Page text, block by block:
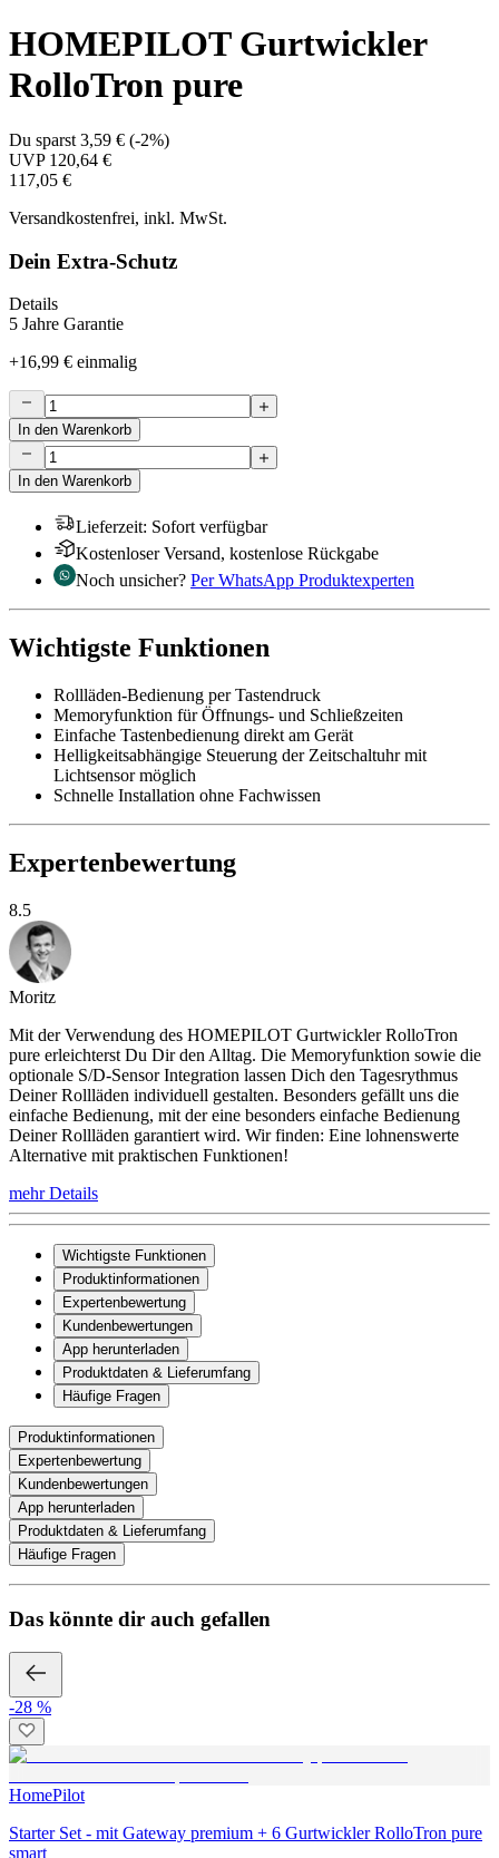
HOMEPILOT Gurtwickler
RolloTron pure
Du sparst 3,59 € (-2%)
UVP 120,64 €
117,05 €
Versandkostenfrei, inkl. MwSt.
Dein Extra-Schutz
Details
5 Jahre Garantie
+16,99 € einmalig
In den Warenkorb
In den Warenkorb
Lieferzeit: Sofort verfügbar
Kostenloser Versand, kostenlose Rückgabe
Noch unsicher? Per WhatsApp Produktexperten
Wichtigste Funktionen
Rollläden-Bedienung per Tastendruck
Memoryfunktion für Öffnungs- und Schließzeiten
Einfache Tastenbedienung direkt am Gerät
Helligkeitsabhängige Steuerung der Zeitschaltuhr mit
Lichtsensor möglich
Schnelle Installation ohne Fachwissen
Expertenbewertung
8.5
Moritz
Mit der Verwendung des HOMEPILOT Gurtwickler RolloTron
pure erleichterst Du Dir den Alltag. Die Memoryfunktion sowie die
optionale S/D-Sensor Integration lassen Dich den Tagesrythmus
Deiner Rollläden individuell gestalten. Besonders gefällt uns die
einfache Bedienung, mit der eine besonders einfache Bedienung
Deiner Rollläden garantiert wird. Wir finden: Eine lohnenswerte
Alternative mit praktischen Funktionen!
mehr Details
Wichtigste Funktionen
Produktinformationen
Expertenbewertung
Kundenbewertungen
App herunterladen
Produktdaten & Lieferumfang
Häufige Fragen
Produktinformationen
Expertenbewertung
Kundenbewertungen
App herunterladen
Produktdaten & Lieferumfang
Häufige Fragen
Das könnte dir auch gefallen
-28 %
HomePilot
Starter Set - mit Gateway premium + 6 Gurtwickler RolloTron pure
smart